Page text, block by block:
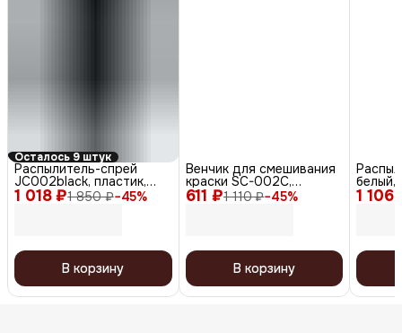
Осталось 9 штук
1 018 ₽1 850 ₽−45%
Распылитель-спрей
JC002black, пластик,
черный, 160 мл
В корзину
611 ₽1 110 ₽−45%
Венчик для смешивания
краски SC-002C,
серебристый
В корзину
1 106
белый,